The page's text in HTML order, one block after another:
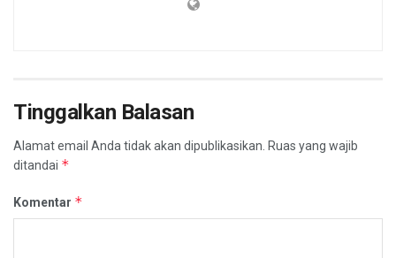
Tinggalkan Balasan
Alamat email Anda tidak akan dipublikasikan. Ruas yang wajib
ditandai *
Komentar *